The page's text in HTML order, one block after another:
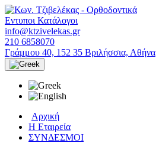
Εντυποι Κατάλογοι
info@ktzivelekas.gr
210 6858070
Γράμμου 40, 152 35 Βριλήσσια, Αθήνα
Αρχική
Η Εταιρεία
ΣΥΝΔΕΣΜΟΙ